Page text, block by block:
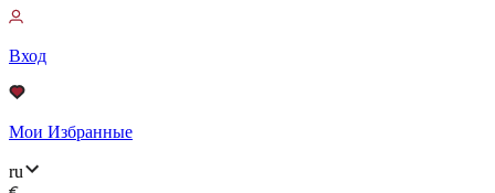
Вход
Мои Избранные
ru